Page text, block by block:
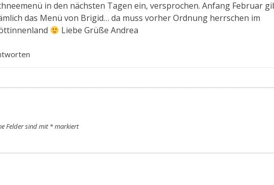
in den nächsten Tagen ein, versprochen. Anfang Februar
das Menü von Brigid… da muss vorher Ordnung herrschen im
Liebe Grüße Andrea
Felder sind mit*markiert